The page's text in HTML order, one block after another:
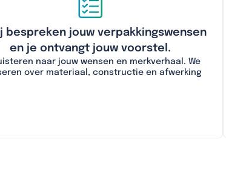
bespreken jouw verpakkingswensen
en je ontvangt jouw voorstel.
naar jouw wensen en merkverhaal. We
over materiaal, constructie en afwerking